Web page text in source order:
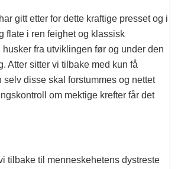
gitt etter for dette kraftige presset og i
flate i ren feighet og klassisk
fra utviklingen før og under den
Atter sitter vi tilbake med kun få
selv disse skal forstummes og nettet
om mektige krefter får det
tilbake til menneskehetens dystreste